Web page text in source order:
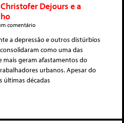
Dejours e a
comentário
a depressão e outros distúrbios
como uma das
mais geram afastamentos do
urbanos. Apesar do
últimas décadas